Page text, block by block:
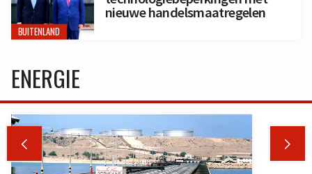
BUITENLAND
nieuwe handelsmaatregelen
ENERGIE
 